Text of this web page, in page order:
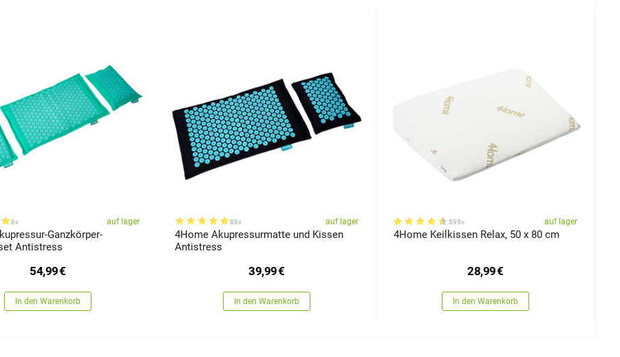
6x auf lager
Ganzkörper-
Antistress
54,99€
In den Warenkorb
88x auf lager
4Home Akupressurmatte und Kissen
Antistress
39,99€
In den Warenkorb
599x auf lager
4Home Keilkissen Relax, 50 x 80 cm
28,99€
In den Warenkorb